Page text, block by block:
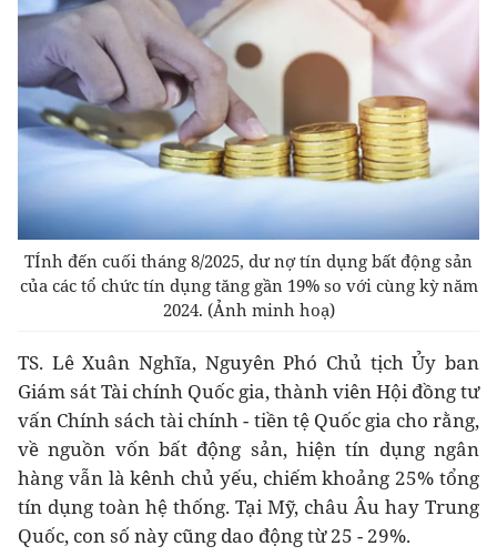
TÍnh đến cuối tháng 8/2025, dư nợ tín dụng bất động sản
của các tổ chức tín dụng tăng gần 19% so với cùng kỳ năm
2024. (Ảnh minh hoạ)
TS. Lê Xuân Nghĩa, Nguyên Phó Chủ tịch Ủy ban
Giám sát Tài chính Quốc gia, thành viên Hội đồng tư
vấn Chính sách tài chính - tiền tệ Quốc gia cho rằng,
về nguồn vốn bất động sản, hiện tín dụng ngân
hàng vẫn là kênh chủ yếu, chiếm khoảng 25% tổng
tín dụng toàn hệ thống. Tại Mỹ, châu Âu hay Trung
Quốc, con số này cũng dao động từ 25 - 29%.